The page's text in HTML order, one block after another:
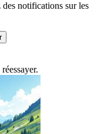
notifications sur les